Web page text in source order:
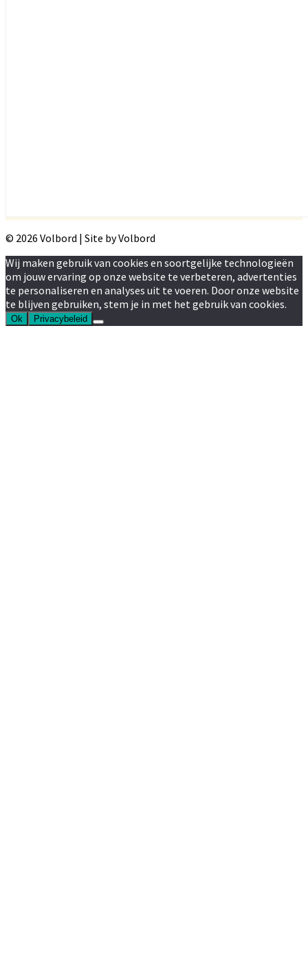
© 2026 Volbord | Site by Volbord
Wij maken gebruik van cookies en soortgelijke technologieën
om jouw ervaring op onze website te verbeteren, advertenties
te personaliseren en analyses uit te voeren. Door onze website
te blijven gebruiken, stem je in met het gebruik van cookies.
Ok Privacybeleid